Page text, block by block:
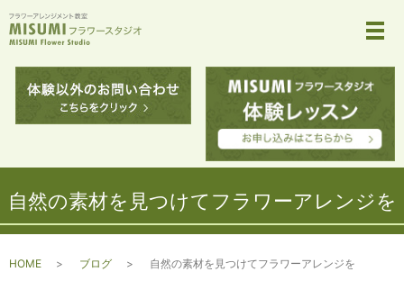
メ
自然の素材を見つけてフラワーアレンジを
HOME ブログ 自然の素材を見つけてフラワーアレンジを